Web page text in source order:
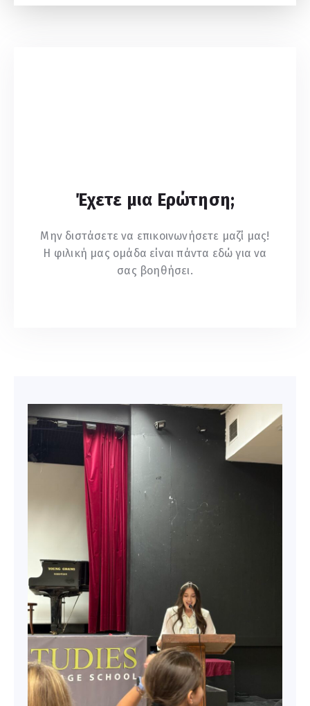
Έχετε μια Ερώτηση;
Μην διστάσετε να επικοινωνήσετε μαζί μας!
Η φιλική μας ομάδα είναι πάντα εδώ για να
σας βοηθήσει.